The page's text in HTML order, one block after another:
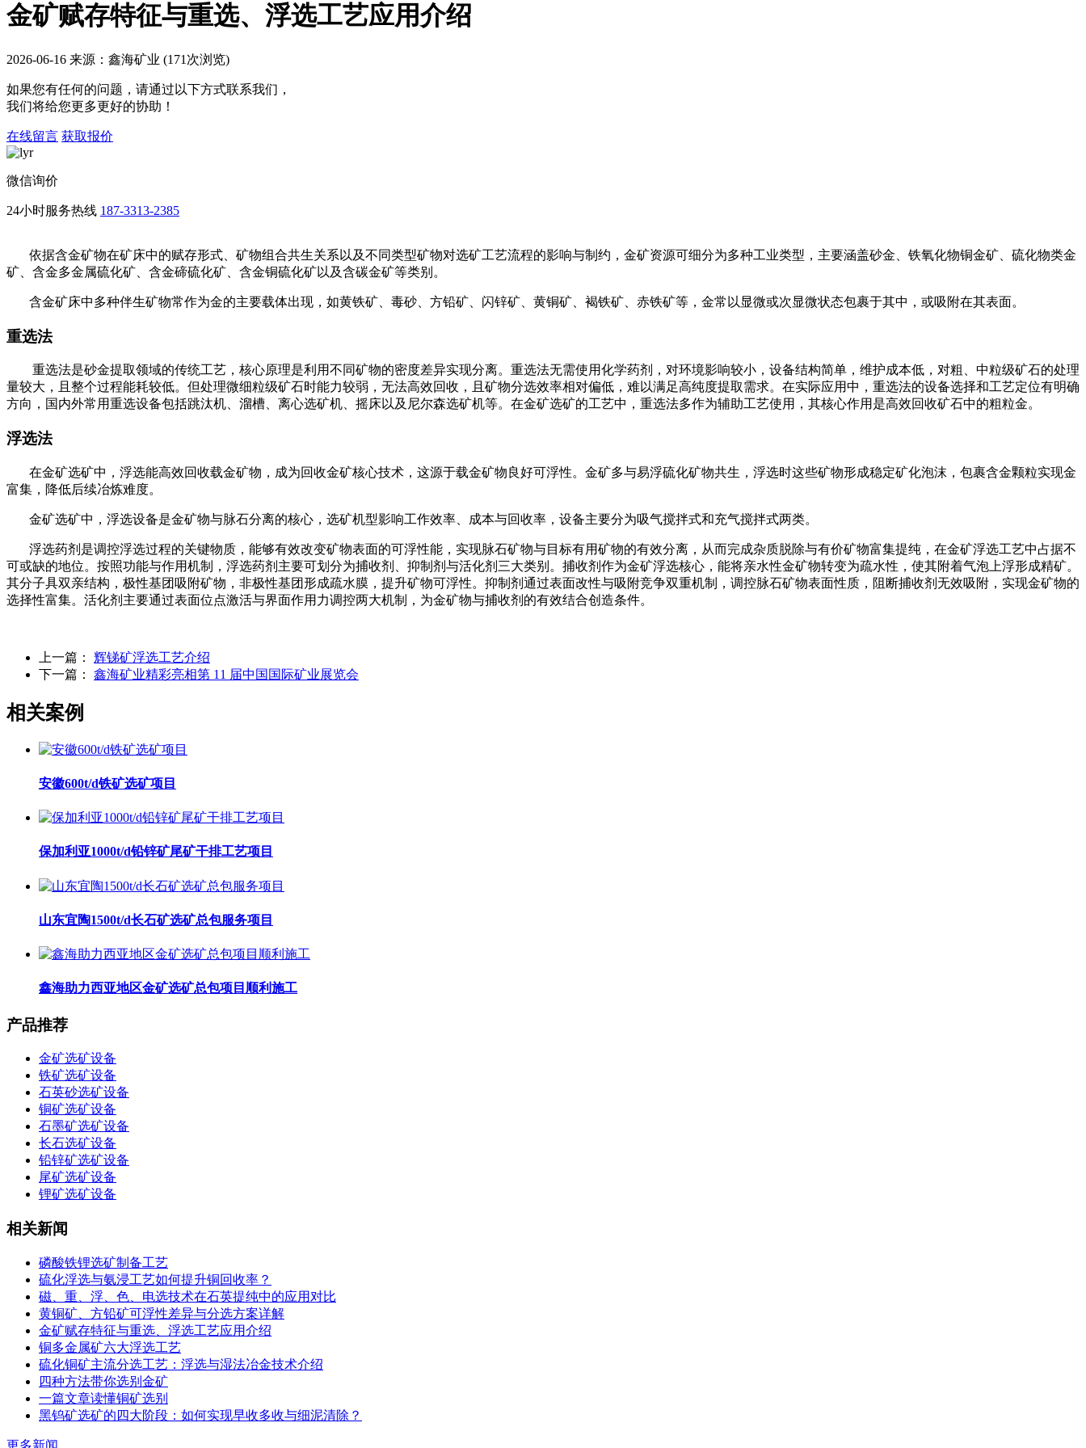
金矿赋存特征与重选、浮选工艺应用介绍
2026-06-16 来源：鑫海矿业 (171次浏览)
如果您有任何的问题，请通过以下方式联系我们，
我们将给您更多更好的协助！
在线留言 获取报价
微信询价
24小时服务热线 187-3313-2385
依据含金矿物在矿床中的赋存形式、矿物组合共生关系以及不同类型矿物对选矿工艺流程的影响与制约，金矿资源可细分为多种工业类型，主要涵盖砂金、铁氧化物铜金矿、硫化物类金
矿、含金多金属硫化矿、含金碲硫化矿、含金铜硫化矿以及含碳金矿等类别。
含金矿床中多种伴生矿物常作为金的主要载体出现，如黄铁矿、毒砂、方铅矿、闪锌矿、黄铜矿、褐铁矿、赤铁矿等，金常以显微或次显微状态包裹于其中，或吸附在其表面。
重选法
重选法是砂金提取领域的传统工艺，核心原理是利用不同矿物的密度差异实现分离。重选法无需使用化学药剂，对环境影响较小，设备结构简单，维护成本低，对粗、中粒级矿石的处理
量较大，且整个过程能耗较低。但处理微细粒级矿石时能力较弱，无法高效回收，且矿物分选效率相对偏低，难以满足高纯度提取需求。在实际应用中，重选法的设备选择和工艺定位有明确
方向，国内外常用重选设备包括跳汰机、溜槽、离心选矿机、摇床以及尼尔森选矿机等。在金矿选矿的工艺中，重选法多作为辅助工艺使用，其核心作用是高效回收矿石中的粗粒金。
浮选法
在金矿选矿中，浮选能高效回收载金矿物，成为回收金矿核心技术，这源于载金矿物良好可浮性。金矿多与易浮硫化矿物共生，浮选时这些矿物形成稳定矿化泡沫，包裹含金颗粒实现金
富集，降低后续冶炼难度。
金矿选矿中，浮选设备是金矿物与脉石分离的核心，选矿机型影响工作效率、成本与回收率，设备主要分为吸气搅拌式和充气搅拌式两类。
浮选药剂是调控浮选过程的关键物质，能够有效改变矿物表面的可浮性能，实现脉石矿物与目标有用矿物的有效分离，从而完成杂质脱除与有价矿物富集提纯，在金矿浮选工艺中占据不
可或缺的地位。按照功能与作用机制，浮选药剂主要可划分为捕收剂、抑制剂与活化剂三大类别。捕收剂作为金矿浮选核心，能将亲水性金矿物转变为疏水性，使其附着气泡上浮形成精矿。
其分子具双亲结构，极性基团吸附矿物，非极性基团形成疏水膜，提升矿物可浮性。抑制剂通过表面改性与吸附竞争双重机制，调控脉石矿物表面性质，阻断捕收剂无效吸附，实现金矿物的
选择性富集。活化剂主要通过表面位点激活与界面作用力调控两大机制，为金矿物与捕收剂的有效结合创造条件。
上一篇： 辉锑矿浮选工艺介绍
下一篇： 鑫海矿业精彩亮相第 11 届中国国际矿业展览会
相关案例
安徽600t/d铁矿选矿项目
保加利亚1000t/d铅锌矿尾矿干排工艺项目
山东宜陶1500t/d长石矿选矿总包服务项目
鑫海助力西亚地区金矿选矿总包项目顺利施工
产品推荐
金矿选矿设备
铁矿选矿设备
石英砂选矿设备
铜矿选矿设备
石墨矿选矿设备
长石选矿设备
铅锌矿选矿设备
尾矿选矿设备
锂矿选矿设备
相关新闻
磷酸铁锂选矿制备工艺
硫化浮选与氨浸工艺如何提升铜回收率？
磁、重、浮、色、电选技术在石英提纯中的应用对比
黄铜矿、方铅矿可浮性差异与分选方案详解
金矿赋存特征与重选、浮选工艺应用介绍
铜多金属矿六大浮选工艺
硫化铜矿主流分选工艺：浮选与湿法冶金技术介绍
四种方法带你选别金矿
一篇文章读懂铜矿选别
黑钨矿选矿的四大阶段：如何实现早收多收与细泥清除？
更多新闻